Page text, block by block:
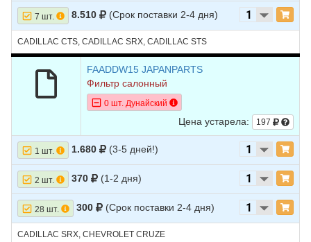
7 шт. 8.510 (Срок поставки 2-4 дня)
CADILLAC CTS, CADILLAC SRX, CADILLAC STS
FAADDW15 JAPANPARTS
Фильтр салонный
0 шт. Дунайский
Цена устарела: 197
1 шт. 1.680 (3-5 дней!)
2 шт. 370 (1-2 дня)
28 шт. 300 (Срок поставки 2-4 дня)
CADILLAC SRX, CHEVROLET CRUZE